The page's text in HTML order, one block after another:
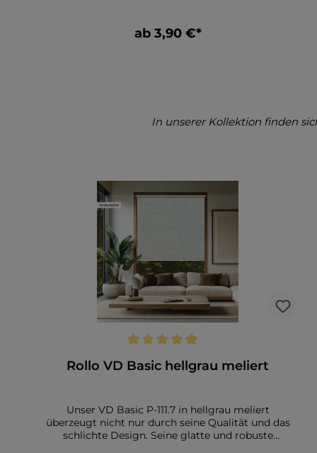
sorgt dafür, dass der Stoff langlebig ist und auch
er neugierige Blicke von außen abhält. Diese
gleichzeitig für den nötigen Sichtschutz sorgt. Der
Plisseestoff bietet einen super Preis. Er ist nicht nur
günstig, sondern auch pflegeleicht. Durch seine
strapazierfähige Materialqualität lässt er sich leicht
reinigen und bleibt formstabil. Eine einfache
Handwäsche bei niedrigen Temperaturen reicht
aus, um den Stoff in einem optimalen Zustand zu
halten. Dieser Plisseestoff ist somit die ideale Wahl
für alle, die Wert auf Funktionalität, Ästhetik und
ein gutes Preis-Leistungs-Verhältnis legen.
ab 3,90 €*
In unserer Kollektion finden
Rollo VD Basic hellgrau meliert
Unser VD Basic P-111.7 in hellgrau meliert
überzeugt nicht nur durch seine Qualität und das
schlichte Design. Seine glatte und robuste